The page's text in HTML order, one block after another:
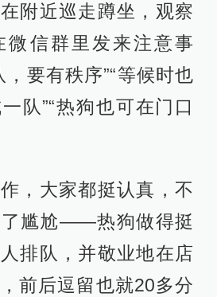
附近巡走蹲坐，观察
微信群里发来注意事
要有秩序”“等候时也
队”“热狗也可在门口
，大家都挺认真，不
了尴尬——热狗做得挺
排队，并敬业地在店
前后逗留也就20多分